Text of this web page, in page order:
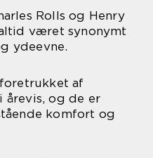
Rolls og Henry
været synonymt
ydeevne.
af
årevis, og de er
komfort og